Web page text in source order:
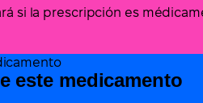
si la prescripción es
este medicamento